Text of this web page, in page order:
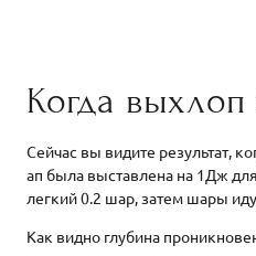
Когда
Сейчас вы видите результат,
ап была выставлена на 1Дж
легкий 0.2 шар, затем шары
Как видно глубина